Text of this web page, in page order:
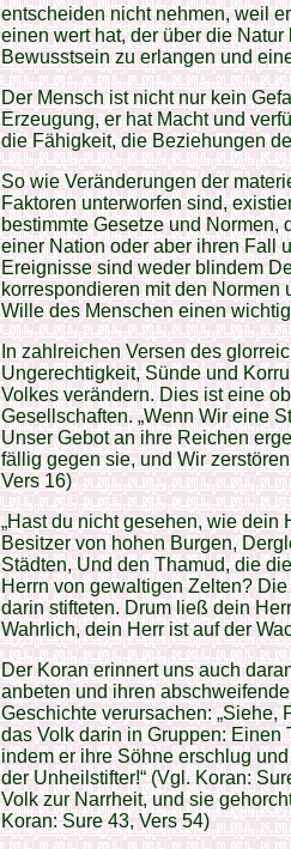
entscheiden nicht nehmen, weil
einen wert hat, der über die
Bewusstsein zu erlangen und
Der Mensch ist nicht nur kein
Erzeugung, er hat Macht und
die Fähigkeit, die Beziehungen
So wie Veränderungen der
Faktoren unterworfen sind,
bestimmte Gesetze und Normen,
einer Nation oder aber ihren Fall
Ereignisse sind weder blindem
korrespondieren mit den Normen
Wille des Menschen einen
In zahlreichen Versen des
Ungerechtigkeit, Sünde und
Volkes verändern. Dies ist eine
Gesellschaften. „Wenn Wir eine
Unser Gebot an ihre Reichen
fällig gegen sie, und Wir
Vers 16)
„Hast du nicht gesehen, wie dein
Besitzer von hohen Burgen,
Städten, Und den Thamud, die
Herrn von gewaltigen Zelten?
darin stifteten. Drum ließ dein
Wahrlich, dein Herr ist auf der
Der Koran erinnert uns auch
anbeten und ihren
Geschichte verursachen: „Siehe,
das Volk darin in Gruppen: Einen
indem er ihre Söhne erschlug
der Unheilstifter!“ (Vgl. Koran:
Volk zur Narrheit, und sie
Koran: Sure 43, Vers 54)